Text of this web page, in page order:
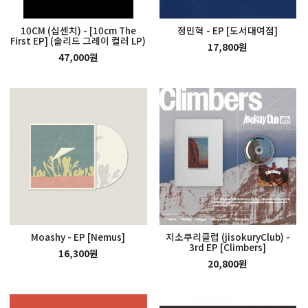
10CM (십센치) - [10cm The
First EP] (솔리드 그레이 컬러 LP)
47,000원
정민혁 - EP [도서대여점]
17,800원
Moashy - EP [Nemus]
16,300원
지소쿠리클럽 (jisokuryClub) -
3rd EP [Climbers]
20,800원